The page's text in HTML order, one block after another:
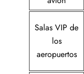
Salas VIP de
los
aeropuertos